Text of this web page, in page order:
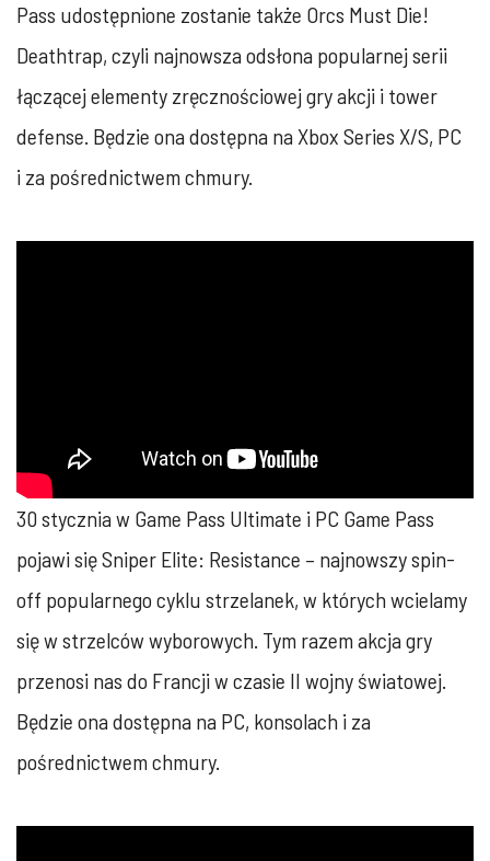
Pass udostępnione zostanie także Orcs Must Die!
Deathtrap, czyli najnowsza odsłona popularnej serii
łączącej elementy zręcznościowej gry akcji i tower
defense. Będzie ona dostępna na Xbox Series X/S, PC
i za pośrednictwem chmury.
30 stycznia w Game Pass Ultimate i PC Game Pass
pojawi się Sniper Elite: Resistance – najnowszy spin-
off popularnego cyklu strzelanek, w których wcielamy
się w strzelców wyborowych. Tym razem akcja gry
przenosi nas do Francji w czasie II wojny światowej.
Będzie ona dostępna na PC, konsolach i za
pośrednictwem chmury.